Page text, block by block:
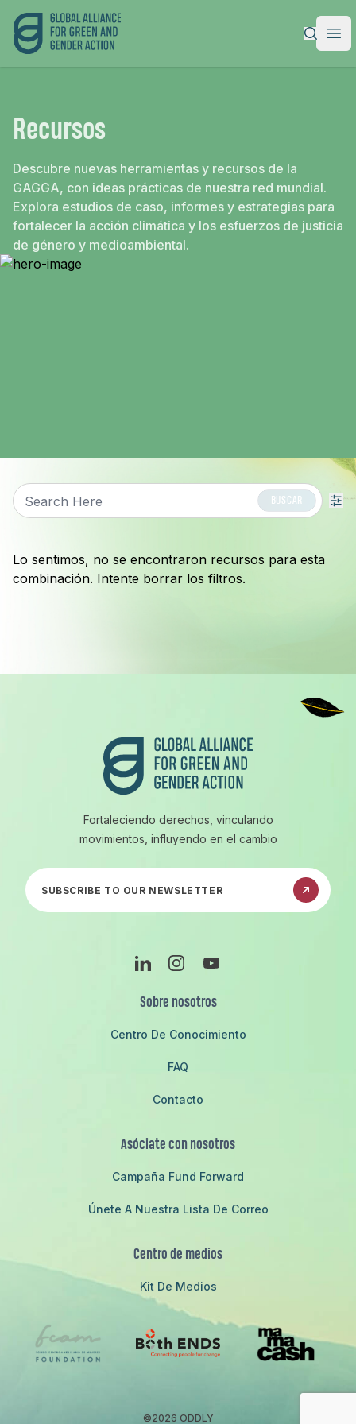
Alianza Global para la Acción Verde y de Género
Recursos
Descubre nuevas herramientas y recursos de la
GAGGA, con ideas prácticas de nuestra red mundial.
Explora estudios de caso, informes y estrategias para
fortalecer la acción climática y los esfuerzos de justicia
de género y medioambiental.
BUSCAR
BUSCAR
Lo sentimos, no se encontraron recursos para esta
combinación. Intente borrar los filtros.
Fortaleciendo derechos, vinculando
movimientos, influyendo en el cambio
Suscríbete a nuestro boletín informativo
LinkedInInstagramYouTube
Sobre nosotros
Centro De Conocimiento
FAQ
Contacto
Asóciate con nosotros
Campaña Fund Forward
Únete A Nuestra Lista De Correo
Centro de medios
Kit De Medios
©2026 ODDLY